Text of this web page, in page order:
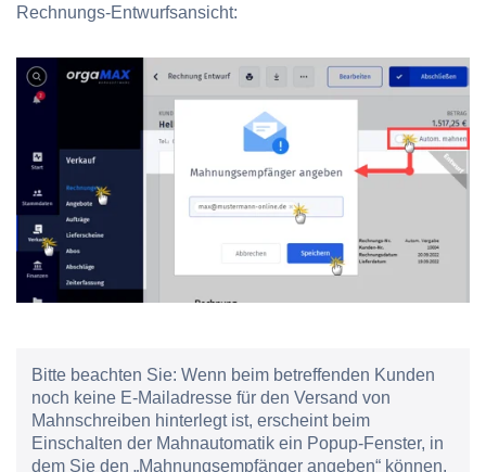
Rechnungs-Entwurfsansicht:
Bitte beachten Sie: Wenn beim betreffenden Kunden
noch keine E-Mailadresse für den Versand von
Mahnschreiben hinterlegt ist, erscheint beim
Einschalten der Mahnautomatik ein Popup-Fenster, in
dem Sie den „Mahnungsempfänger angeben“ können.